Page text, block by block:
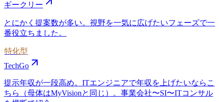
ギークリー
とにかく提案数が多い。視野を一気に広げたいフェーズで一
番役立ちました。
特化型
TechGo
提示年収が一段高め。ITエンジニアで年収を上げたいならこ
ちら（母体はMyVisionと同じ）。事業会社〜SI〜ITコンサル